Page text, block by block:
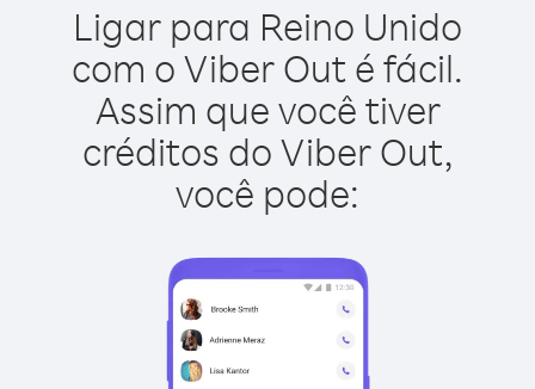
Ligar para Reino Unido
com o Viber Out é fácil.
Assim que você tiver
créditos do Viber Out,
você pode: